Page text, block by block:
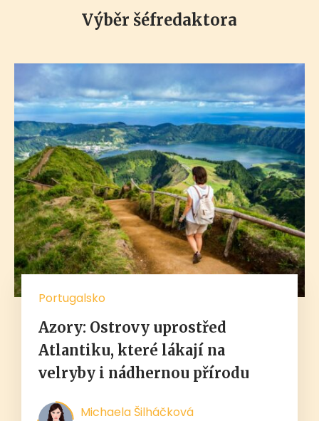
Výběr šéfredaktora
Portugalsko
Azory: Ostrovy uprostřed
Atlantiku, které lákají na
velryby i nádhernou přírodu
Michaela Šilháčková